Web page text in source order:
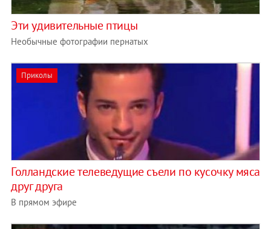
Эти удивительные птицы
Необычные фотографии пернатых
Приколы
Голландские телеведущие съели по кусочку мяса
друг друга
В прямом эфире